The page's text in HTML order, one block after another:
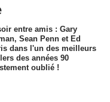
entre amis : Gary
Sean Penn et Ed
dans l'un des meilleurs
des années 90
oublié !